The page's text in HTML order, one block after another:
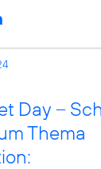
Day –
Thema